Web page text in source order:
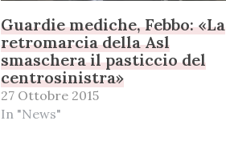
Guardie mediche, Febbo: «La
retromarcia della Asl
smaschera il pasticcio del
centrosinistra»
27 Ottobre 2015
In "News"